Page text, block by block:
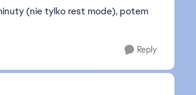
(nie tylko rest mode), potem
Reply